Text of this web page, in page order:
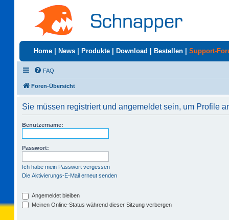
Home News Produkte Download Bestellen Support-
FAQ
Foren-Übersicht
Sie müssen registriert und angemeldet sein, um Profile
Benutzername:
Passwort:
Ich habe mein Passwort vergessen
Die Aktivierungs-E-Mail erneut senden
Angemeldet bleiben
Meinen Online-Status während dieser Sitzung verbergen